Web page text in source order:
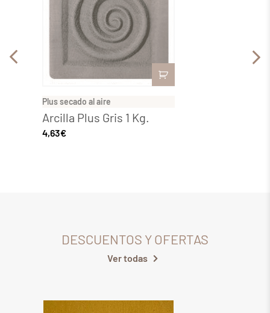
Plus secado al aire
Arcilla Plus Gris 1 Kg.
4,63€
DESCUENTOS Y OFERTAS
Ver todas